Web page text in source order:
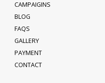
CAMPAIGINS
BLOG
FAQS
GALLERY
PAYMENT
CONTACT